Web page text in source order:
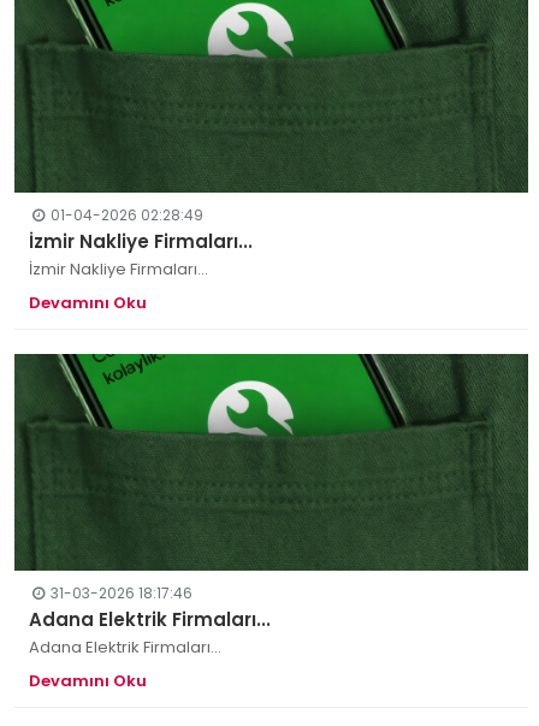
01-04-2026 02:28:49
İzmir Nakliye Firmaları...
İzmir Nakliye Firmaları...
Devamını Oku
31-03-2026 18:17:46
Adana Elektrik Firmaları...
Adana Elektrik Firmaları...
Devamını Oku